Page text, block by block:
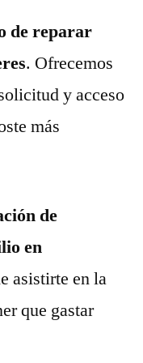
de reparar
. Ofrecemos
y acceso
más
de
en
asistirte en la
que gastar